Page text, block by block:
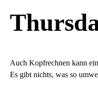
Auch Kopfrechnen kann
Es gibt nichts, was so